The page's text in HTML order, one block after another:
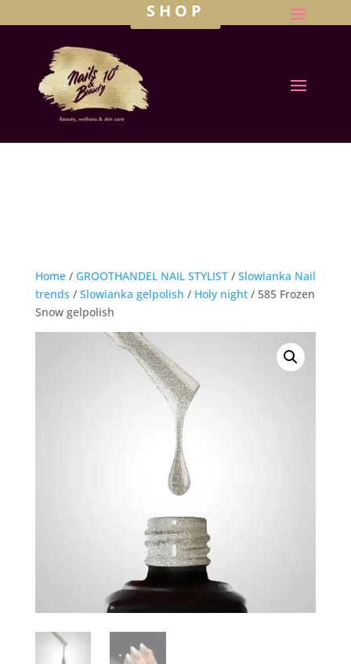
SHOP
Home/ GROOTHANDEL NAIL STYLIST/ Slowianka Nail
trends / Slowianka gelpolish / Holy night/ 585 Frozen
Snow gelpolish